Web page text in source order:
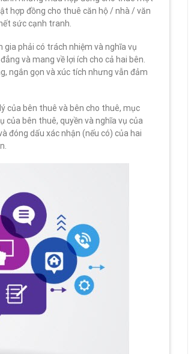
hợp đồng cho thuê căn hộ / nhà / văn
sức cạnh tranh.
gia phải có trách nhiệm và nghĩa vụ
và mang về lợi ích cho cả hai bên.
ngắn gọn và xúc tích nhưng vẫn đảm
của bên thuê và bên cho thuê, mục
bên thuê, quyền và nghĩa vụ của
đóng dấu xác nhận (nếu có) của hai